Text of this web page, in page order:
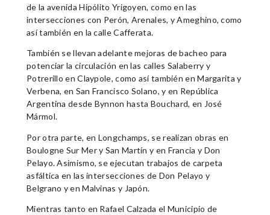
de la avenida Hipólito Yrigoyen, como en las
intersecciones con Perón, Arenales, y Ameghino, como
así también en la calle Cafferata.
También se llevan adelante mejoras de bacheo para
potenciar la circulación en las calles Salaberry y
Potrerillo en Claypole, como así también en Margarita y
Verbena, en San Francisco Solano, y en República
Argentina desde Bynnon hasta Bouchard, en José
Mármol.
Por otra parte, en Longchamps, se realizan obras en
Boulogne Sur Mer y San Martín y en Francia y Don
Pelayo. Asimismo, se ejecutan trabajos de carpeta
asfáltica en las intersecciones de Don Pelayo y
Belgrano y en Malvinas y Japón.
Mientras tanto en Rafael Calzada el Municipio de